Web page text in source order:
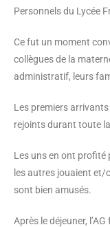
Personnels du Lycée
Ce fut un moment
collègues de la
administratif, leurs
Les premiers
rejoints durant toute
Les uns en ont profité
les autres jouaient
sont bien amusés.
Après le déjeuner,